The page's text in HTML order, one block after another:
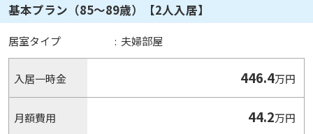
基本プラン（85～89歳）【2人入居】
居室タイプ : 夫婦部屋
入居一時金 446.4万円
月額費用 44.2万円